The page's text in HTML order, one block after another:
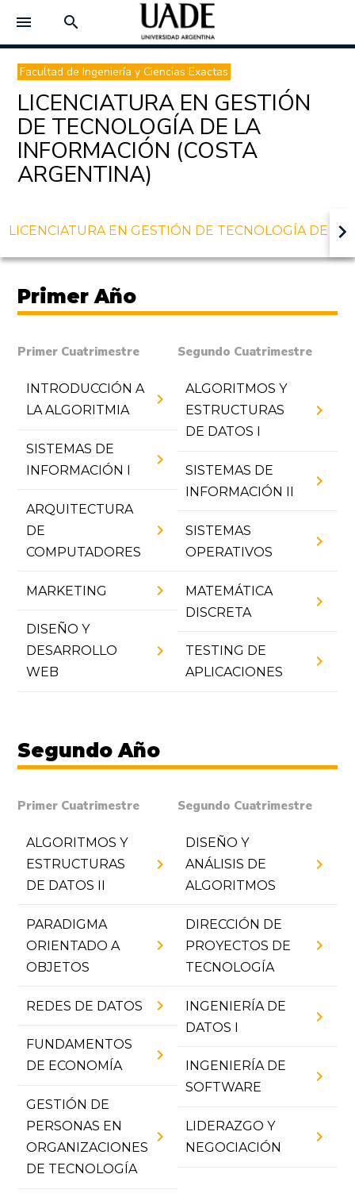
menu search
Facultad de Ingeniería y Ciencias Exactas
LICENCIATURA EN GESTIÓN
DE TECNOLOGÍA DE LA
INFORMACIÓN (COSTA
ARGENTINA)
LICENCIATURA EN GESTIÓN DE TECNOLOGÍA DE keyboard_arrow_right
Primer Año
Primer Cuatrimestre
INTRODUCCIÓN A
LA ALGORITMIA
chevron_right
SISTEMAS DE
INFORMACIÓN I
chevron_right
ARQUITECTURA
DE
COMPUTADORES
chevron_right
MARKETING chevron_right
DISEÑO Y
DESARROLLO
WEB
chevron_right
Segundo Cuatrimestre
ALGORITMOS Y
ESTRUCTURAS
DE DATOS I
chevron_right
SISTEMAS DE
INFORMACIÓN II
chevron_right
SISTEMAS
OPERATIVOS
chevron_right
MATEMÁTICA
DISCRETA
chevron_right
TESTING DE
APLICACIONES
chevron_right
Segundo Año
Primer Cuatrimestre
ALGORITMOS Y
ESTRUCTURAS
DE DATOS II
chevron_right
PARADIGMA
ORIENTADO A
OBJETOS
chevron_right
REDES DE DATOS chevron_right
FUNDAMENTOS
DE ECONOMÍA
chevron_right
GESTIÓN DE
PERSONAS EN
ORGANIZACIONES
DE TECNOLOGÍA
chevron_right
Segundo Cuatrimestre
DISEÑO Y
ANÁLISIS DE
ALGORITMOS
chevron_right
DIRECCIÓN DE
PROYECTOS DE
TECNOLOGÍA
chevron_right
INGENIERÍA DE
DATOS I
chevron_right
INGENIERÍA DE
SOFTWARE
chevron_right
LIDERAZGO Y
NEGOCIACIÓN
chevron_right